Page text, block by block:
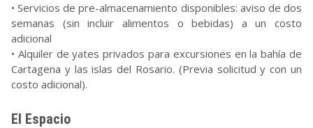
• Servicios de pre-almacenamiento disponibles: aviso de dos
semanas (sin incluir alimentos o bebidas) a un costo
adicional
• Alquiler de yates privados para excursiones en la bahía de
Cartagena y las islas del Rosario. (Previa solicitud y con un
costo adicional).
El Espacio